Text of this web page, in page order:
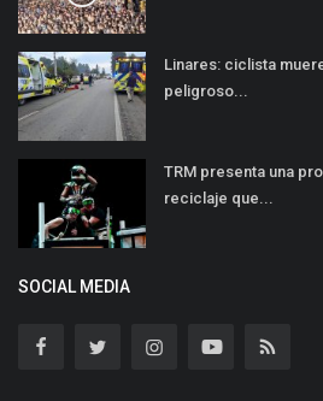
Linares: ciclista
peligroso...
TRM presenta una
reciclaje que...
SOCIAL MEDIA